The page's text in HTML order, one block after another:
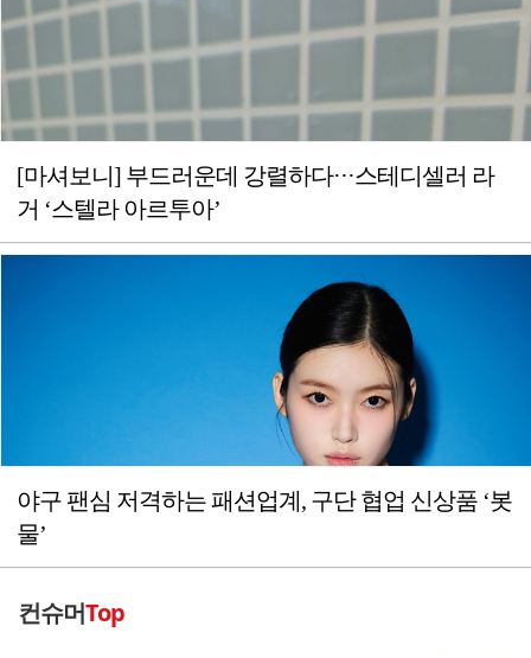
[마셔보니] 부드러운데 강렬하다···스테디셀러 라
거 ‘스텔라 아르투아’
야구 팬심 저격하는 패션업계, 구단 협업 신상품 ‘봇
물’
컨슈머Top